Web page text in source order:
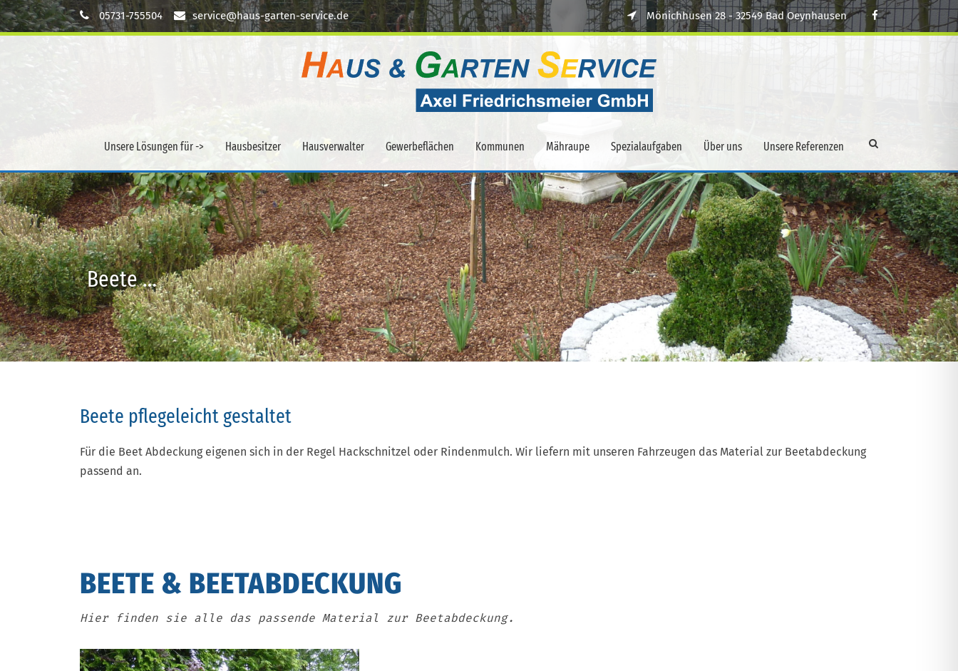
05731-755504 service@haus-garten-service.de Mönichhusen 28 - 32549 Bad Oeynhausen
Unsere Lösungen für -> Hausbesitzer Hausverwalter Gewerbeflächen Kommunen Mähraupe Spezialaufgaben Über uns Unsere Referenzen
Beete …
Beete pflegeleicht gestaltet
Für die Beet Abdeckung eigenen sich in der Regel Hackschnitzel oder Rindenmulch. Wir liefern mit unseren Fahrzeugen das Material zur Beetabdeckung
passend an.
BEETE & BEETABDECKUNG
Hier finden sie alle das passende Material zur Beetabdeckung.